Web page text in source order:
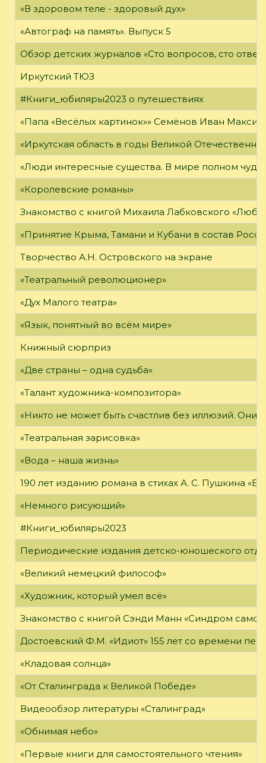
«В здоровом теле - здоровый дух»
«Автограф на память». Выпуск 5
Обзор детских журналов «Сто вопросов, сто
Иркутский ТЮЗ
#Книги_юбиляры2023 о путешествиях
«Папа «Весёлых картинок»» Семёнов Иван
«Иркутская область в годы Великой
«Люди интересные существа. В мире полном
«Королевские романы»
Знакомство с книгой Михаила Лабковского
«Принятие Крыма, Тамани и Кубани в состав
Творчество А.Н. Островского на экране
«Театральный революционер»
«Дух Малого театра»
«Язык, понятный во всём мире»
Книжный сюрприз
«Две страны – одна судьба»
«Талант художника-композитора»
«Никто не может быть счастлив без иллюзий. Они
«Театральная зарисовка»
«Вода – наша жизнь»
190 лет изданию романа в стихах А. С. Пушкина
«Немного рисующий»
#Книги_юбиляры2023
Периодические издания детско-юношеского
«Великий немецкий философ»
«Художник, который умел всё»
Знакомство с книгой Сэнди Манн «Синдром
Достоевский Ф.М. «Идиот» 155 лет со времени
«Кладовая солнца»
«От Сталинграда к Великой Победе»
Видеообзор литературы «Сталинград»
«Обнимая небо»
«Первые книги для самостоятельного чтения»